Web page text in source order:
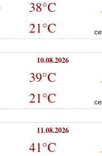
38°C
21°C
10.08.2026
39°C
21°C
11.08.2026
41°C